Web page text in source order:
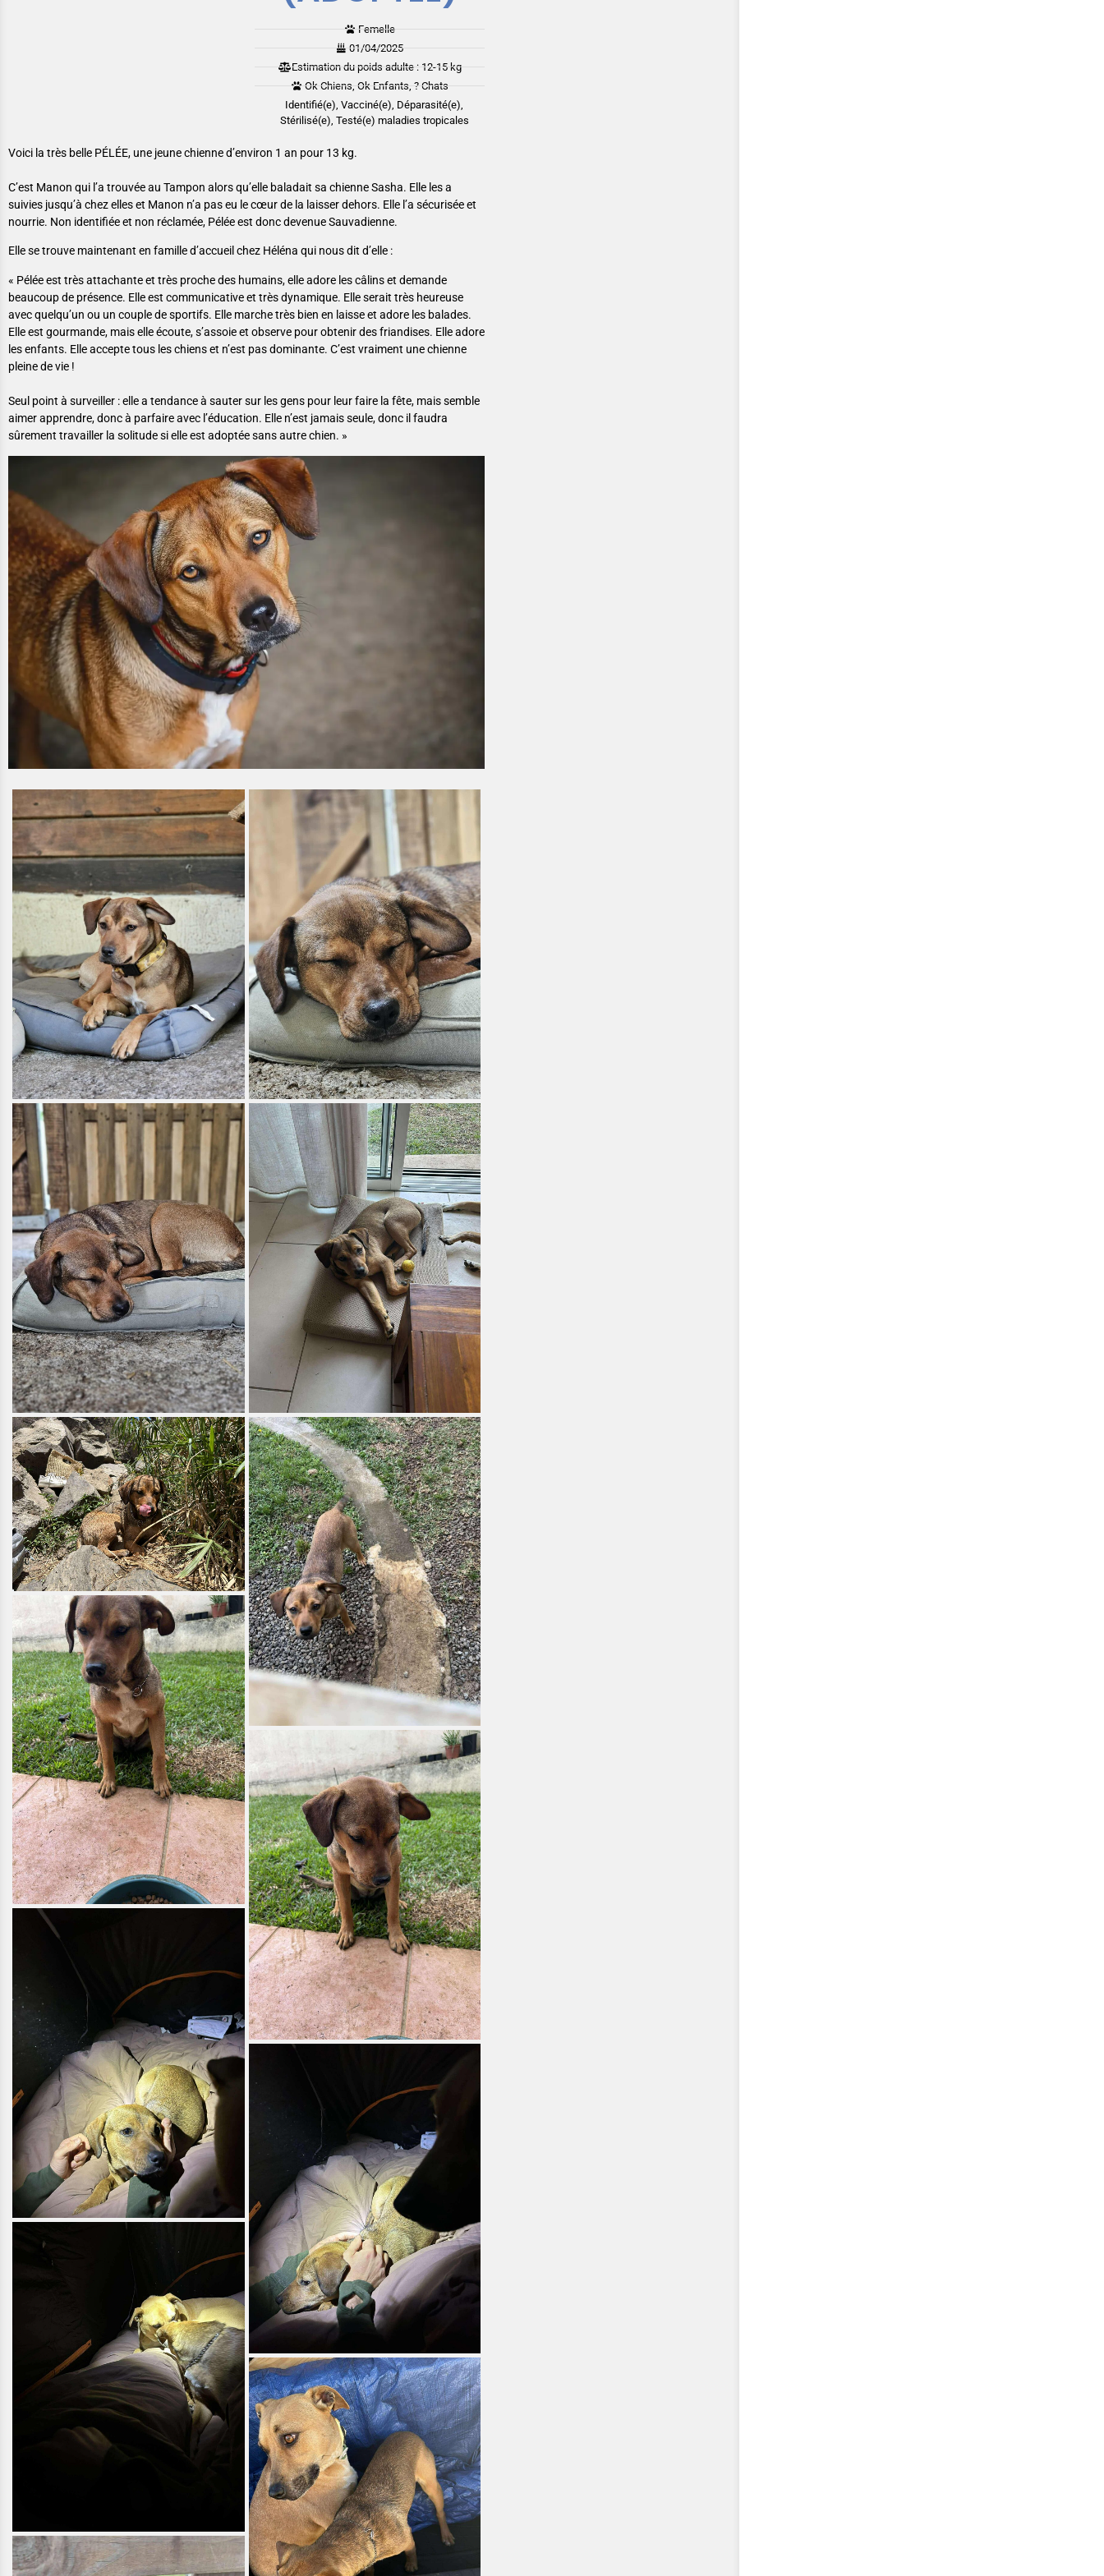
Femelle
01/04/2025
Estimation du poids adulte : 12-15 kg
Ok Chiens, Ok Enfants, ? Chats
Identifié(e), Vacciné(e), Déparasité(e),
Stérilisé(e), Testé(e) maladies tropicales
Voici la très belle PÉLÉE, une jeune chienne d’environ 1 an pour 13 kg.
C’est Manon qui l’a trouvée au Tampon alors qu’elle baladait sa chienne Sasha. Elle les a
suivies jusqu’à chez elles et Manon n’a pas eu le cœur de la laisser dehors. Elle l’a sécurisée et
nourrie. Non identifiée et non réclamée, Pélée est donc devenue Sauvadienne.
Elle se trouve maintenant en famille d’accueil chez Héléna qui nous dit d’elle :
« Pélée est très attachante et très proche des humains, elle adore les câlins et demande
beaucoup de présence. Elle est communicative et très dynamique. Elle serait très heureuse
avec quelqu’un ou un couple de sportifs. Elle marche très bien en laisse et adore les balades.
Elle est gourmande, mais elle écoute, s’assoie et observe pour obtenir des friandises. Elle adore
les enfants. Elle accepte tous les chiens et n’est pas dominante. C’est vraiment une chienne
pleine de vie !
Seul point à surveiller : elle a tendance à sauter sur les gens pour leur faire la fête, mais semble
aimer apprendre, donc à parfaire avec l’éducation. Elle n’est jamais seule, donc il faudra
sûrement travailler la solitude si elle est adoptée sans autre chien. »